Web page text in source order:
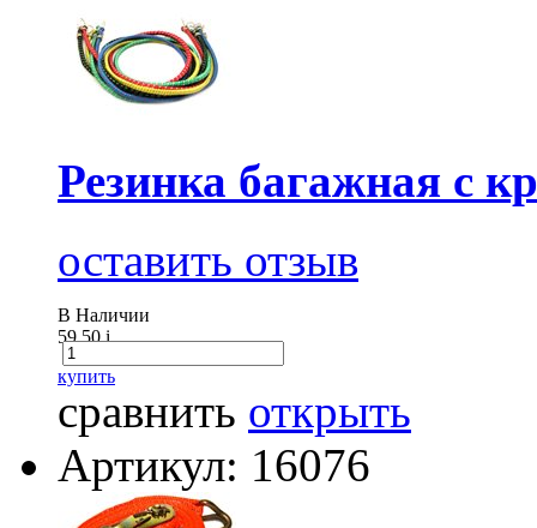
Резинка багажная с
оставить отзыв
В Наличии
59.50i
купить
сравнить открыть
Артикул: 16076